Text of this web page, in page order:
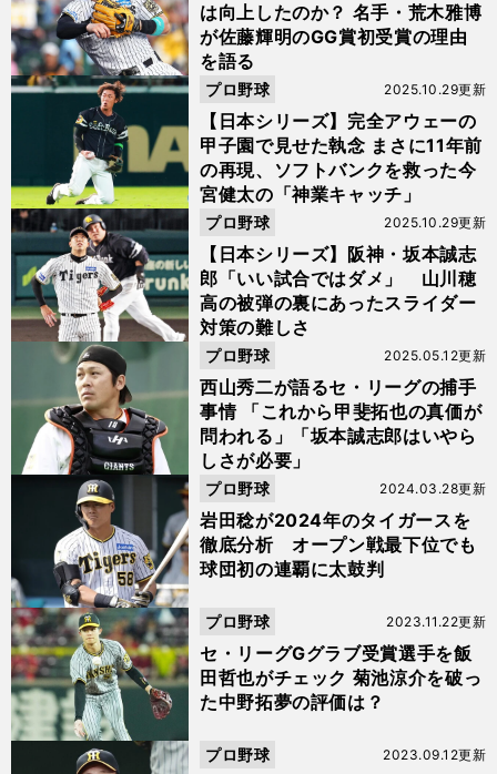
は向上したのか？ 名手・荒木雅博
が佐藤輝明のGG賞初受賞の理由
を語る
【日本シリーズ】完全アウェーの
甲子園で見せた執念 まさに11年前
の再現、ソフトバンクを救った今
宮健太の「神業キャッチ」
2025.10.29更新
プロ野球
【日本シリーズ】阪神・坂本誠志
郎「いい試合ではダメ」 山川穂
高の被弾の裏にあったスライダー
対策の難しさ
2025.10.29更新
プロ野球
西山秀二が語るセ・リーグの捕手
事情 「これから甲斐拓也の真価が
問われる」「坂本誠志郎はいやら
しさが必要」
2025.05.12更新
プロ野球
岩田稔が2024年のタイガースを
徹底分析 オープン戦最下位でも
球団初の連覇に太鼓判
2024.03.28更新
プロ野球
セ・リーグGグラブ受賞選手を飯
田哲也がチェック 菊池涼介を破っ
た中野拓夢の評価は？
2023.11.22更新
プロ野球
2023.09.12更新
プロ野球